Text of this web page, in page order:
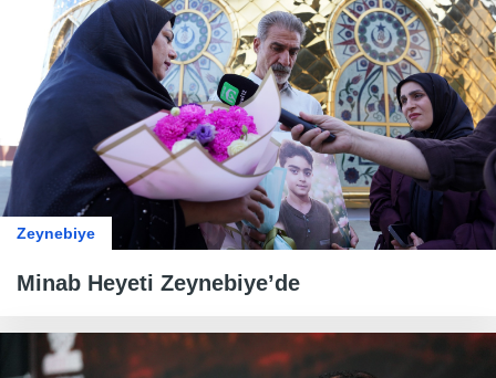
Zeynebiye
Minab Heyeti Zeynebiye’de